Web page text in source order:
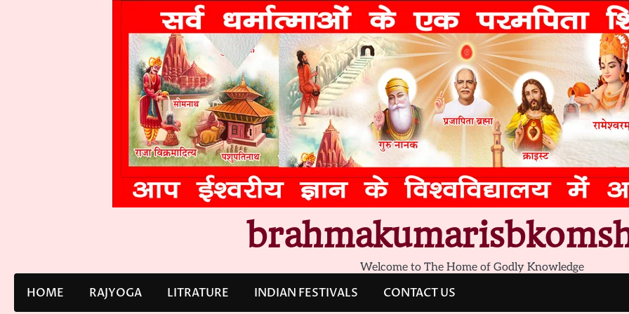
Welcome to The Home of Godly Knowledge
HOME RAJYOGA LITRATURE INDIAN FESTIVALS CONTACT US